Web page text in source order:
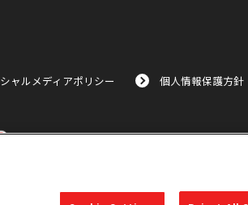
ャルメディアポリシー 個人情報保護方針